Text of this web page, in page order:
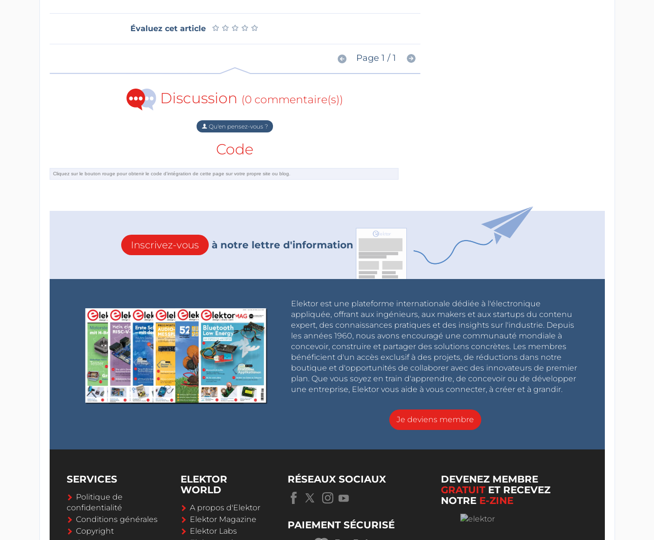
Évaluez cet article ★ ★ ★ ★ ★
★ ★ ★ ★ ★
Page 1 / 1
Discussion (0 commentaire(s))
Qu'en pensez-vous ?
Code
Inscrivez-vous à notre lettre d'information
Elektor est une plateforme internationale dédiée à l'électronique
appliquée, offrant aux ingénieurs, aux makers et aux startups du contenu
expert, des connaissances pratiques et des insights sur l'industrie. Depuis
les années 1960, nous avons encouragé une communauté mondiale à
concevoir, construire et partager des solutions concrètes. Les membres
bénéficient d'un accès exclusif à des projets, de réductions dans notre
boutique et d'opportunités de collaborer avec des innovateurs de premier
plan. Que vous soyez en train d'apprendre, de concevoir ou de développer
une entreprise, Elektor vous aide à vous connecter, à créer et à grandir.
Je deviens membre
SERVICES
Politique de
confidentialité
Conditions générales
Copyright
ELEKTOR
WORLD
A propos d'Elektor
Elektor Magazine
Elektor Labs
RÉSEAUX SOCIAUX
PAIEMENT SÉCURISÉ
DEVENEZ MEMBRE
GRATUITET RECEVEZ
NOTRE E-ZINE